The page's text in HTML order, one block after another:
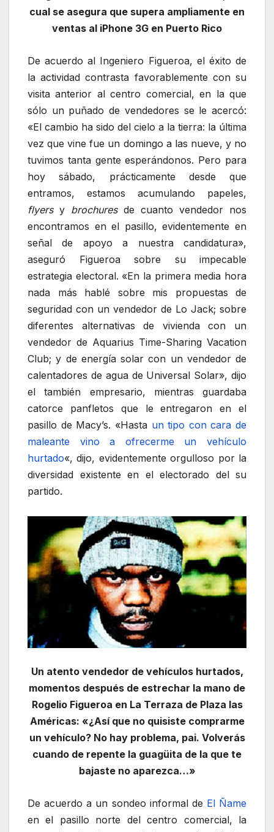
cual se asegura que supera ampliamente en
ventas al iPhone 3G en Puerto Rico
De acuerdo al Ingeniero Figueroa, el éxito de
la actividad contrasta favorablemente con su
visita anterior al centro comercial, en la que
sólo un puñado de vendedores se le acercó:
«El cambio ha sido del cielo a la tierra: la última
vez que vine fue un domingo a las nueve, y no
tuvimos tanta gente esperándonos. Pero para
hoy sábado, prácticamente desde que
entramos, estamos acumulando papeles,
flyersy brochuresde cuanto vendedor nos
encontramos en el pasillo, evidentemente en
señal de apoyo a nuestra candidatura»,
aseguró Figueroa sobre su impecable
estrategia electoral. «En la primera media hora
nada más hablé sobre mis propuestas de
seguridad con un vendedor de Lo Jack; sobre
diferentes alternativas de vivienda con un
vendedor de Aquarius Time-Sharing Vacation
Club; y de energía solar con un vendedor de
calentadores de agua de Universal Solar», dijo
el también empresario, mientras guardaba
catorce panfletos que le entregaron en el
pasillo de Macy’s. «Hasta un tipo con cara de
maleante vino a ofrecerme un vehículo
hurtado«, dijo, evidentemente orgulloso por la
diversidad existente en el electorado del su
partido.
Un atento vendedor de vehículos hurtados,
momentos después de estrechar la mano de
Rogelio Figueroa en La Terraza de Plaza las
Américas: «¿Así que no quisiste comprarme
un vehículo? No hay problema, pai. Volverás
cuando de repente la guagüita de la que te
bajaste no aparezca…»
De acuerdo a un sondeo informal de El Ñame
en el pasillo norte del centro comercial, la